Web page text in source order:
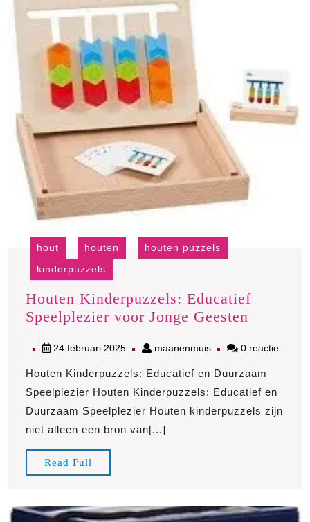
hout houten
houten puzzels
kinderpuzzels
Houten Kinderpuzzels: Educatief
Speelplezier voor Jonge Geesten
voor
Jonge
24 februari 202524
2025
maanenmuismaanenmuis
0 reactie
Houten Kinderpuzzels: Educatief en Duurzaam
Speelplezier Houten Kinderpuzzels: Educatief en
Duurzaam Speelplezier Houten kinderpuzzels zijn
niet alleen een bron van[...]
Read Full
Full